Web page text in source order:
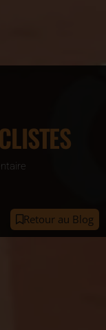
Retour au Blog